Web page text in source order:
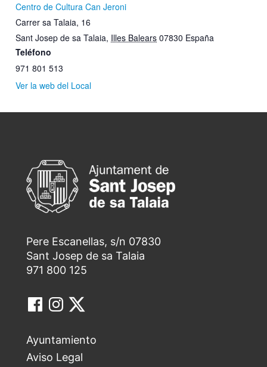
Centro de Cultura Can Jeroni
Carrer sa Talaia, 16
Sant Josep de sa Talaia, Illes Balears 07830 España
Teléfono
971 801 513
Ver la web del Local
Pere Escanellas, s/n 07830
Sant Josep de sa Talaia
971 800 125
Ayuntamiento
Aviso Legal